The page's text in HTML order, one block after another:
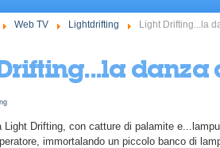
Web TV Lightdrifting Light Drifting...la
danza
Light Drifting, con catture di palamite
immortalando un piccolo banco di